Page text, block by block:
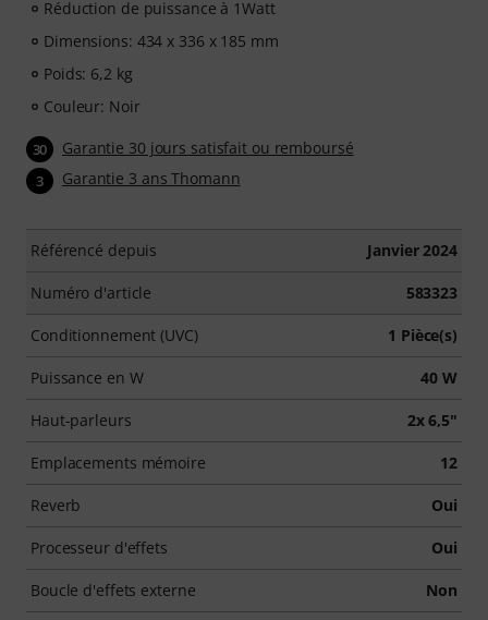
Réduction de puissance à 1Watt
Dimensions: 434 x 336 x 185 mm
Poids: 6,2 kg
Couleur: Noir
30 Garantie 30 jours satisfait ou remboursé
3 Garantie 3 ans Thomann
Référencé depuis Janvier 2024
Numéro d'article 583323
Conditionnement (UVC) 1 Pièce(s)
Puissance en W 40 W
Haut-parleurs 2x 6,5"
Emplacements mémoire 12
Reverb Oui
Processeur d'effets Oui
Boucle d'effets externe Non